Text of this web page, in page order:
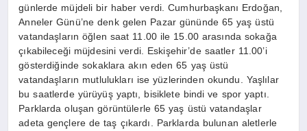
günlerde müjdeli bir haber verdi. Cumhurbaşkanı Erdoğan,
Anneler Günü’ne denk gelen Pazar gününde 65 yaş üstü
vatandaşların öğlen saat 11.00 ile 15.00 arasında sokağa
çıkabileceği müjdesini verdi. Eskişehir’de saatler 11.00’i
gösterdiğinde sokaklara akın eden 65 yaş üstü
vatandaşların mutlulukları ise yüzlerinden okundu. Yaşlılar
bu saatlerde yürüyüş yaptı, bisiklete bindi ve spor yaptı.
Parklarda oluşan görüntülerle 65 yaş üstü vatandaşlar
adeta gençlere de taş çıkardı. Parklarda bulunan aletlerle